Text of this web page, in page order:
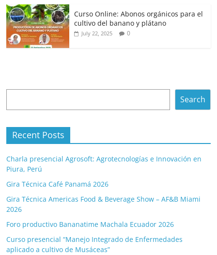
Curso Online: Abonos orgánicos para el
cultivo del banano y plátano
July 22, 2025 0
Search
Recent Posts
Charla presencial Agrosoft: Agrotecnologías e Innovación en
Piura, Perú
Gira Técnica Café Panamá 2026
Gira Técnica Americas Food & Beverage Show – AF&B Miami
2026
Foro productivo Bananatime Machala Ecuador 2026
Curso presencial “Manejo Integrado de Enfermedades
aplicado a cultivo de Musáceas”